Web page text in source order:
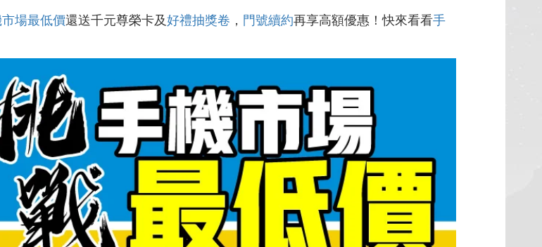
場最低價還送千元尊榮卡及好禮抽獎卷 ， 門號續約再享高額優惠！快來看看手